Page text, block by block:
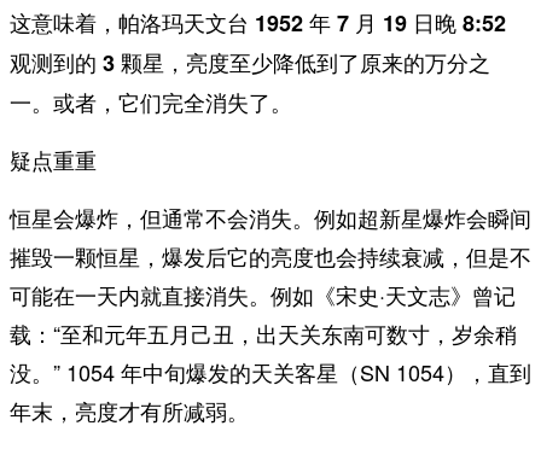
这意味着，帕洛玛天文台 1952 年 7 月 19 日晚 8:52
观测到的 3 颗星，亮度至少降低到了原来的万分之
一。或者，它们完全消失了。
疑点重重
恒星会爆炸，但通常不会消失。例如超新星爆炸会瞬间
摧毁一颗恒星，爆发后它的亮度也会持续衰减，但是不
可能在一天内就直接消失。例如《宋史·天文志》曾记
载：“至和元年五月己丑，出天关东南可数寸，岁余稍
没。” 1054 年中旬爆发的天关客星（SN 1054），直到
年末，亮度才有所减弱。